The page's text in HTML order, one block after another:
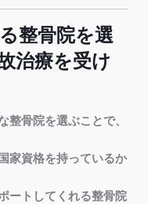
整骨院を選
治療を受け
整骨院を選ぶことで、
家資格を持っているか
ートしてくれる整骨院